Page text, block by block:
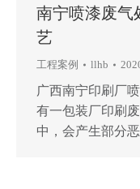
南宁喷漆废
艺
工程案例 llhb
广西南宁印刷厂
有一包装厂印刷
中，会产生部分